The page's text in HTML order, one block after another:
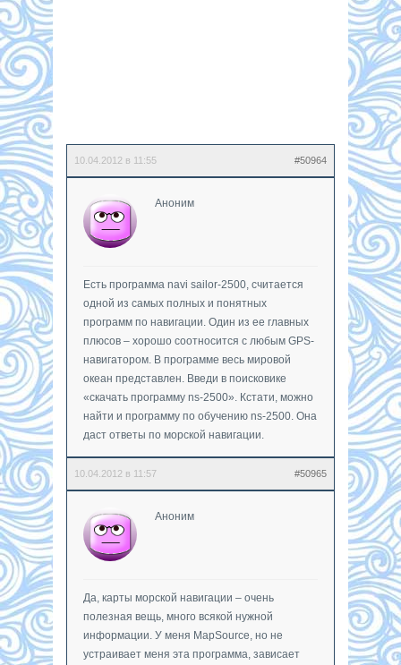
10.04.2012 в 11:55 #50964
Аноним
Есть программа navi sailor-2500, считается
одной из самых полных и понятных
программ по навигации. Один из ее главных
плюсов – хорошо соотносится с любым GPS-
навигатором. В программе весь мировой
океан представлен. Введи в поисковике
«скачать программу ns-2500». Кстати, можно
найти и программу по обучению ns-2500. Она
даст ответы по морской навигации.
10.04.2012 в 11:57 #50965
Аноним
Да, карты морской навигации – очень
полезная вещь, много всякой нужной
информации. У меня MapSource, но не
устраивает меня эта программа, зависает